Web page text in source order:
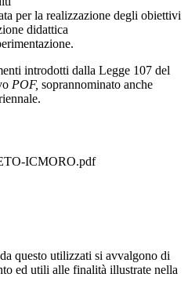
per la realizzazione degli obiettivi
didattica
introdotti dalla Legge 107 del
POF, soprannominato anche
ICMORO.pdf
questo utilizzati si avvalgono di
ed utili alle finalità illustrate nella